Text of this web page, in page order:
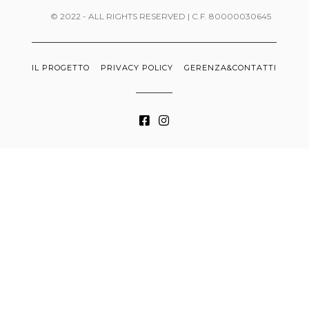
© 2022 - ALL RIGHTS RESERVED | C.F. 80000030645
IL PROGETTO PRIVACY POLICY GERENZA&CONTATTI